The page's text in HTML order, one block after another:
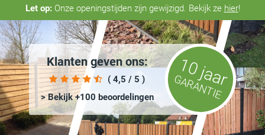
Let op:Onze openingstijden zijn gewijzigd. Bekijk ze hier!
Klanten geven ons:
( 4,5 / 5 )
> Bekijk +100 beoordelingen
10 jaar
GARANTIE